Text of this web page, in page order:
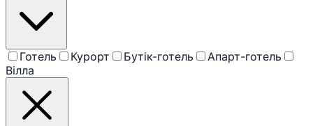
Готель Курорт Бутік-готель
Апарт-готель
Вілла